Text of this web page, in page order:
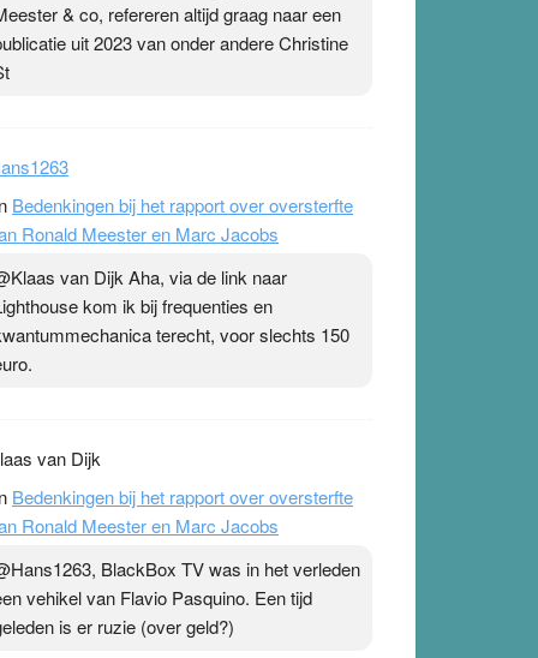
& co, refereren altijd graag naar een
uit 2023 van onder andere Christine
Bedenkingen bij het rapport over oversterfte
Ronald Meester en Marc Jacobs
van Dijk Aha, via de link naar
kom ik bij frequenties en
terecht, voor slechts 150
van Dijk
Bedenkingen bij het rapport over oversterfte
Ronald Meester en Marc Jacobs
BlackBox TV was in het verleden
vehikel van Flavio Pasquino. Een tijd
is er ruzie (over geld?)